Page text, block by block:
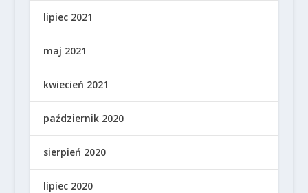
lipiec 2021
maj 2021
kwiecień 2021
październik 2020
sierpień 2020
lipiec 2020